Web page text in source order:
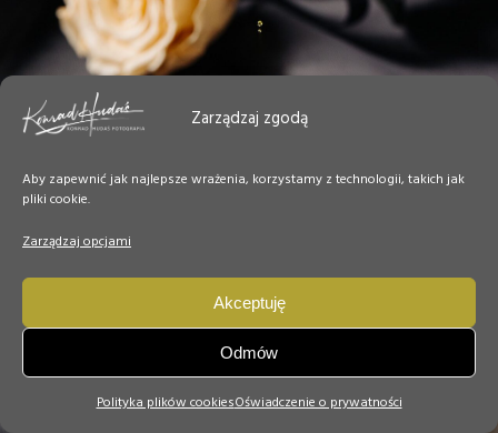
Zarządzaj zgodą
Aby zapewnić jak najlepsze wrażenia, korzystamy z technologii, takich jak
pliki cookie.
Zarządzaj opcjami
Akceptuję
Odmów
Polityka plików cookiesOświadczenie o prywatności